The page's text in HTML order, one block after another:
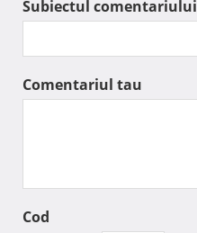
Subiectul comentariului
Comentariul tau
Cod